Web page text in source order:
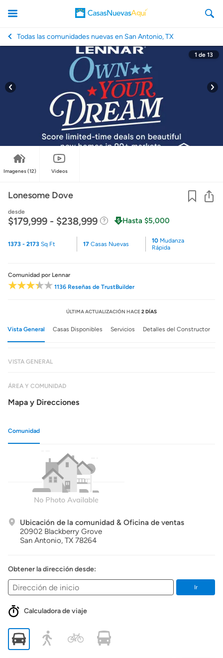
CasasNuevasAqui
Todas las comunidades nuevas en San Antonio, TX
1 de 13
Imagenes(12) Videos
Lonesome Dove
desde
$179,999 - $238,999 Hasta $5,000
1373 - 2173 Sq Ft 17Casas Nuevas 10 Mudanza
Rápida
Comunidad por Lennar
1136 Reseñas de TrustBuilder
ÚLTIMA ACTUALIZACIÓN HACE2 DÍAS
Vista General Casas Disponibles Servicios Detalles del Constructor
VISTA GENERAL
ÁREA Y COMUNIDAD
Mapa y Direcciones
Comunidad
Ubicación de la comunidad & Oficina de ventas
20902 Blackberry Grove
San Antonio, TX 78264
Obtener la dirección desde:
Ir
Calculadora de viaje